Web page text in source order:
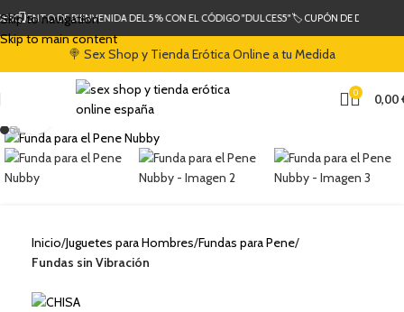
Skip to navigation
Skip to main content
🍭 Sex Shop y Tienda Erótica Online a tu Medida
0 0,00
Clic para ampliar
Inicio Juguetes para Hombres Fundas para Pene
Fundas sin Vibración
DE BIENVENIDA DEL 5% CON EL CÓDIGO "DULCES5"🏷️ CUPÓN DE